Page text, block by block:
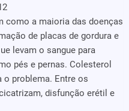
como a maioria das doenças
de placas de gordura e
levam o sangue para
pés e pernas. Colesterol
problema. Entre os
disfunção erétil e